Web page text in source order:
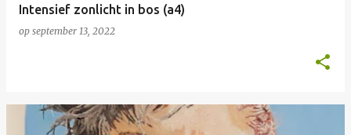
Intensief zonlicht in bos (a4)
op september 13, 2022